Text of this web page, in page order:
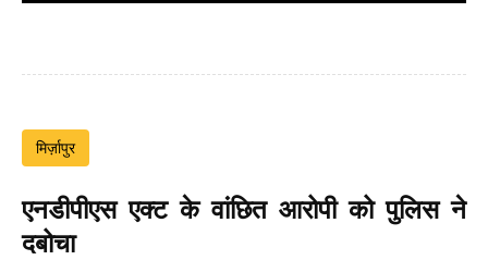
मिर्ज़ापुर
एनडीपीएस एक्ट के वांछित आरोपी को पुलिस ने
दबोचा